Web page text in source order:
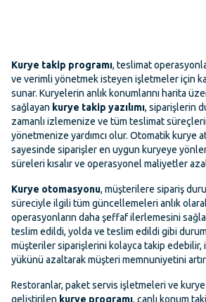
Kurye takip programı, teslimat
ve verimli yönetmek isteyen işletmeler için
sunar. Kuryelerin anlık konumlarını harita
sağlayan kurye takip yazılımı, siparişlerin
zamanlı izlemenize ve tüm teslimat
yönetmenize yardımcı olur. Otomatik kurye
sayesinde siparişler en uygun kuryeye
süreleri kısalır ve operasyonel maliyetler
Kurye otomasyonu, müşterilere sipariş
süreciyle ilgili tüm güncellemeleri anlık
operasyonların daha şeffaf ilerlemesini
teslim edildi, yolda ve teslim edildi gibi
müşteriler siparişlerini kolayca takip edebilir,
yükünü azaltarak müşteri memnuniyetini
Restoranlar, paket servis işletmeleri ve kurye
geliştirilen kurye programı, canlı konum